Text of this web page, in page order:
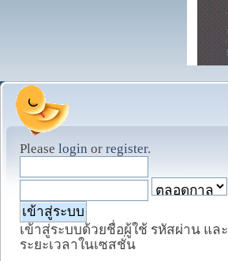
Please login or register.
เข้าสู่ระบบด้วยชื่อผู้ใช้ รหัสผ่าน และ
ระยะเวลาในเซสชั่น